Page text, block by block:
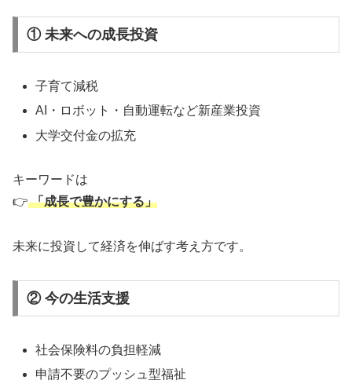
① 未来への成長投資
子育て減税
AI・ロボット・自動運転など新産業投資
大学交付金の拡充
キーワードは
👉 「成長で豊かにする」
未来に投資して経済を伸ばす考え方です。
② 今の生活支援
社会保険料の負担軽減
申請不要のプッシュ型福祉